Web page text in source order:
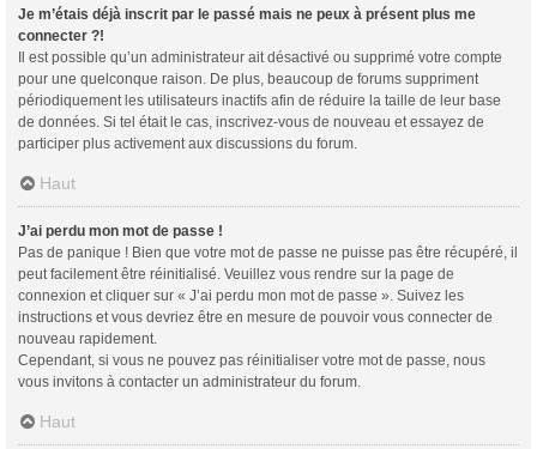
Je m’étais déjà inscrit par le passé mais ne peux à présent plus me
connecter ?!
Il est possible qu’un administrateur ait désactivé ou supprimé votre compte
pour une quelconque raison. De plus, beaucoup de forums suppriment
périodiquement les utilisateurs inactifs afin de réduire la taille de leur base
de données. Si tel était le cas, inscrivez-vous de nouveau et essayez de
participer plus activement aux discussions du forum.
Haut
J’ai perdu mon mot de passe !
Pas de panique ! Bien que votre mot de passe ne puisse pas être récupéré, il
peut facilement être réinitialisé. Veuillez vous rendre sur la page de
connexion et cliquer sur « J’ai perdu mon mot de passe ». Suivez les
instructions et vous devriez être en mesure de pouvoir vous connecter de
nouveau rapidement.
Cependant, si vous ne pouvez pas réinitialiser votre mot de passe, nous
vous invitons à contacter un administrateur du forum.
Haut